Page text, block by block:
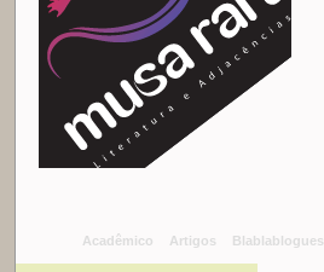
Acadêmico Artigos Blablablogues